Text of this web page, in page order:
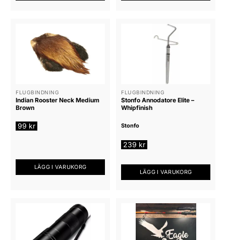
FLUGBINDNING
Indian Rooster Neck Medium
Brown
99 kr
LÄGG I VARUKORG
FLUGBINDNING
Stonfo Annodatore Elite –
Whipfinish
Stonfo
239 kr
LÄGG I VARUKORG